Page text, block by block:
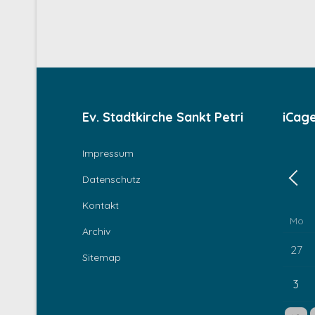
Ev. Stadtkirche Sankt Petri
Impressum
Datenschutz
Kontakt
Archiv
Sitemap
Mo
27
3